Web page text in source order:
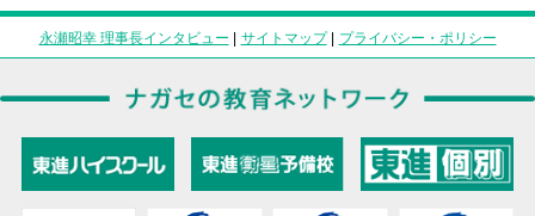
永瀬昭幸 理事長インタビュー | サイトマップ| プライバシー・ポリシー